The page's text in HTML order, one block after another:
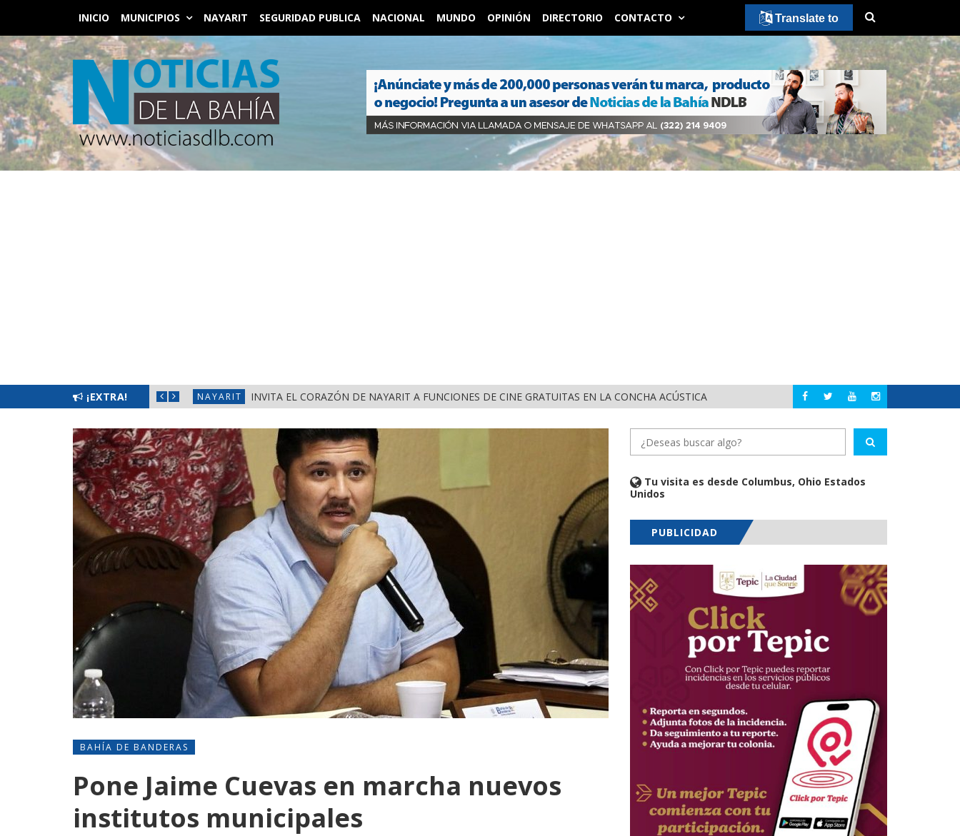
INICIO MUNICIPIOS NAYARIT SEGURIDAD PUBLICA NACIONAL MUNDO OPINIÓN DIRECTORIO CONTACTO
¡EXTRA!
2026» EN LA PRIMAVERA NAYARIT INVITA EL CORAZÓN DE NAYARIT A FUNCIONES DE CINE GRATUITAS EN LA CONCHA ACÚSTICA PUERTO VALLARTA
BAHÍA DE BANDERAS
Pone Jaime Cuevas en marcha nuevos
institutos municipales
Tu visita es desde Columbus, Ohio Estados
Unidos
PUBLICIDAD
Translate to